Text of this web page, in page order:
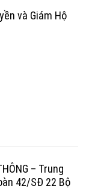
và Giám Hộ
– Trung
42/SÐ 22 Bộ